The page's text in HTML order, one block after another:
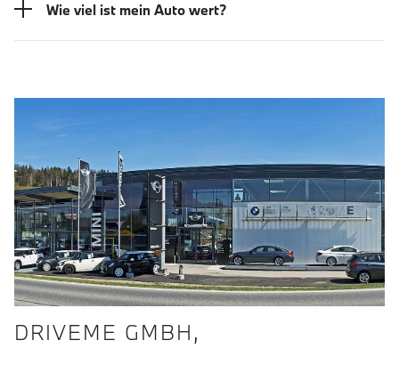
Wie viel ist mein Auto wert?
DRIVEME GMBH,